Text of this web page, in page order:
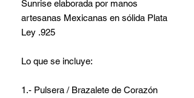
Sunrise elaborada por manos
artesanas Mexicanas en sólida Plata
Ley .925
Lo que se incluye:
1.- Pulsera / Brazalete de Corazón